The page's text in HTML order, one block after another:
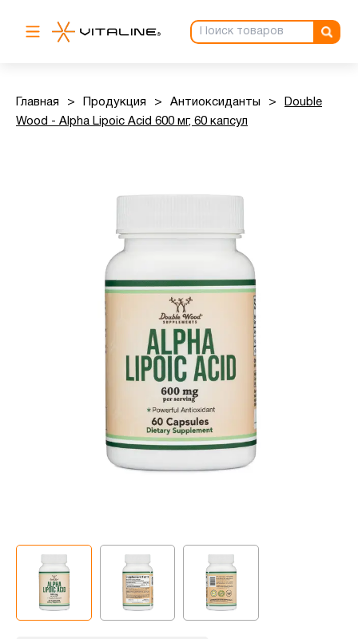
Главная > Продукция > Антиоксиданты >
Double
Wood - Alpha Lipoic Acid 600 мг, 60 капсул